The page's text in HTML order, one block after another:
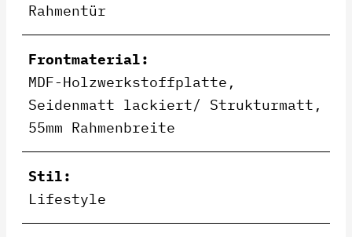
Rahmentür
Frontmaterial:
MDF-Holzwerkstoffplatte,
Seidenmatt lackiert/ Strukturmatt,
55mm Rahmenbreite
Stil:
Lifestyle